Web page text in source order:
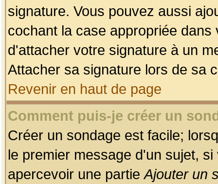
signature. Vous pouvez aussi
cochant la case appropriée
d'attacher votre signature à un
Attacher sa signature lors de sa
Revenir en haut de page
Comment puis-je créer un
Créer un sondage est facile;
le premier message d'un sujet,
apercevoir une partieAjouter un